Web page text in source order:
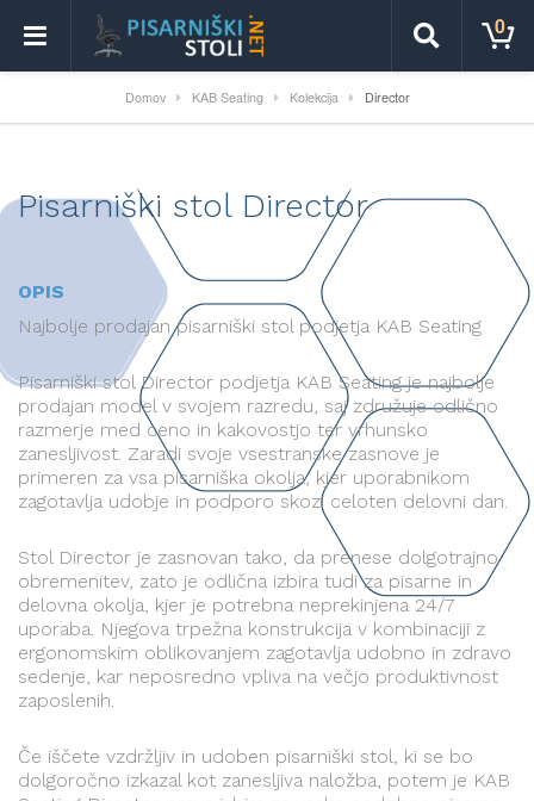
0
Domov KAB Seating Kolekcija Director
Pisarniški stol Director
OPIS
Najbolje prodajan pisarniški stol podjetja KAB Seating
Pisarniški stol Director podjetja KAB Seating je najbolje
prodajan model v svojem razredu, saj združuje odlično
razmerje med ceno in kakovostjo ter vrhunsko
zanesljivost. Zaradi svoje vsestranske zasnove je
primeren za vsa pisarniška okolja, kjer uporabnikom
zagotavlja udobje in podporo skozi celoten delovni dan.
Stol Director je zasnovan tako, da prenese dolgotrajno
obremenitev, zato je odlična izbira tudi za pisarne in
delovna okolja, kjer je potrebna neprekinjena 24/7
uporaba. Njegova trpežna konstrukcija v kombinaciji z
ergonomskim oblikovanjem zagotavlja udobno in zdravo
sedenje, kar neposredno vpliva na večjo produktivnost
zaposlenih.
Če iščete vzdržljiv in udoben pisarniški stol, ki se bo
dolgoročno izkazal kot zanesljiva naložba, potem je KAB